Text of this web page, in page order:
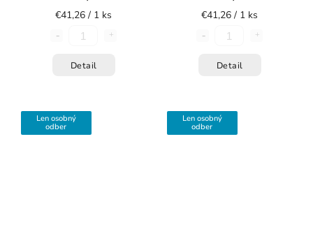
€41,26 / 1 ks
Detail
€41,26 / 1 ks
Detail
Len osobný
odber
Len osobný
odber